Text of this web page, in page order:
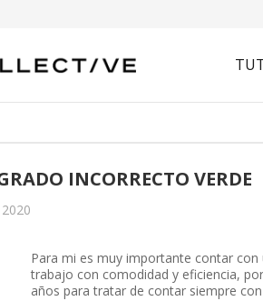
INCORRECTO VERDE
Para mi es muy importante contar
trabajo con comodidad y eficiencia,
años para tratar de contar siempre